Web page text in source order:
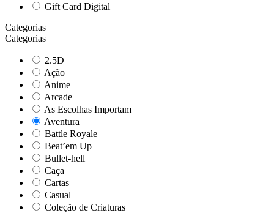
Gift Card Digital
Categorias
Categorias
2.5D
Ação
Anime
Arcade
As Escolhas Importam
Aventura
Battle Royale
Beat’em Up
Bullet-hell
Caça
Cartas
Casual
Coleção de Criaturas